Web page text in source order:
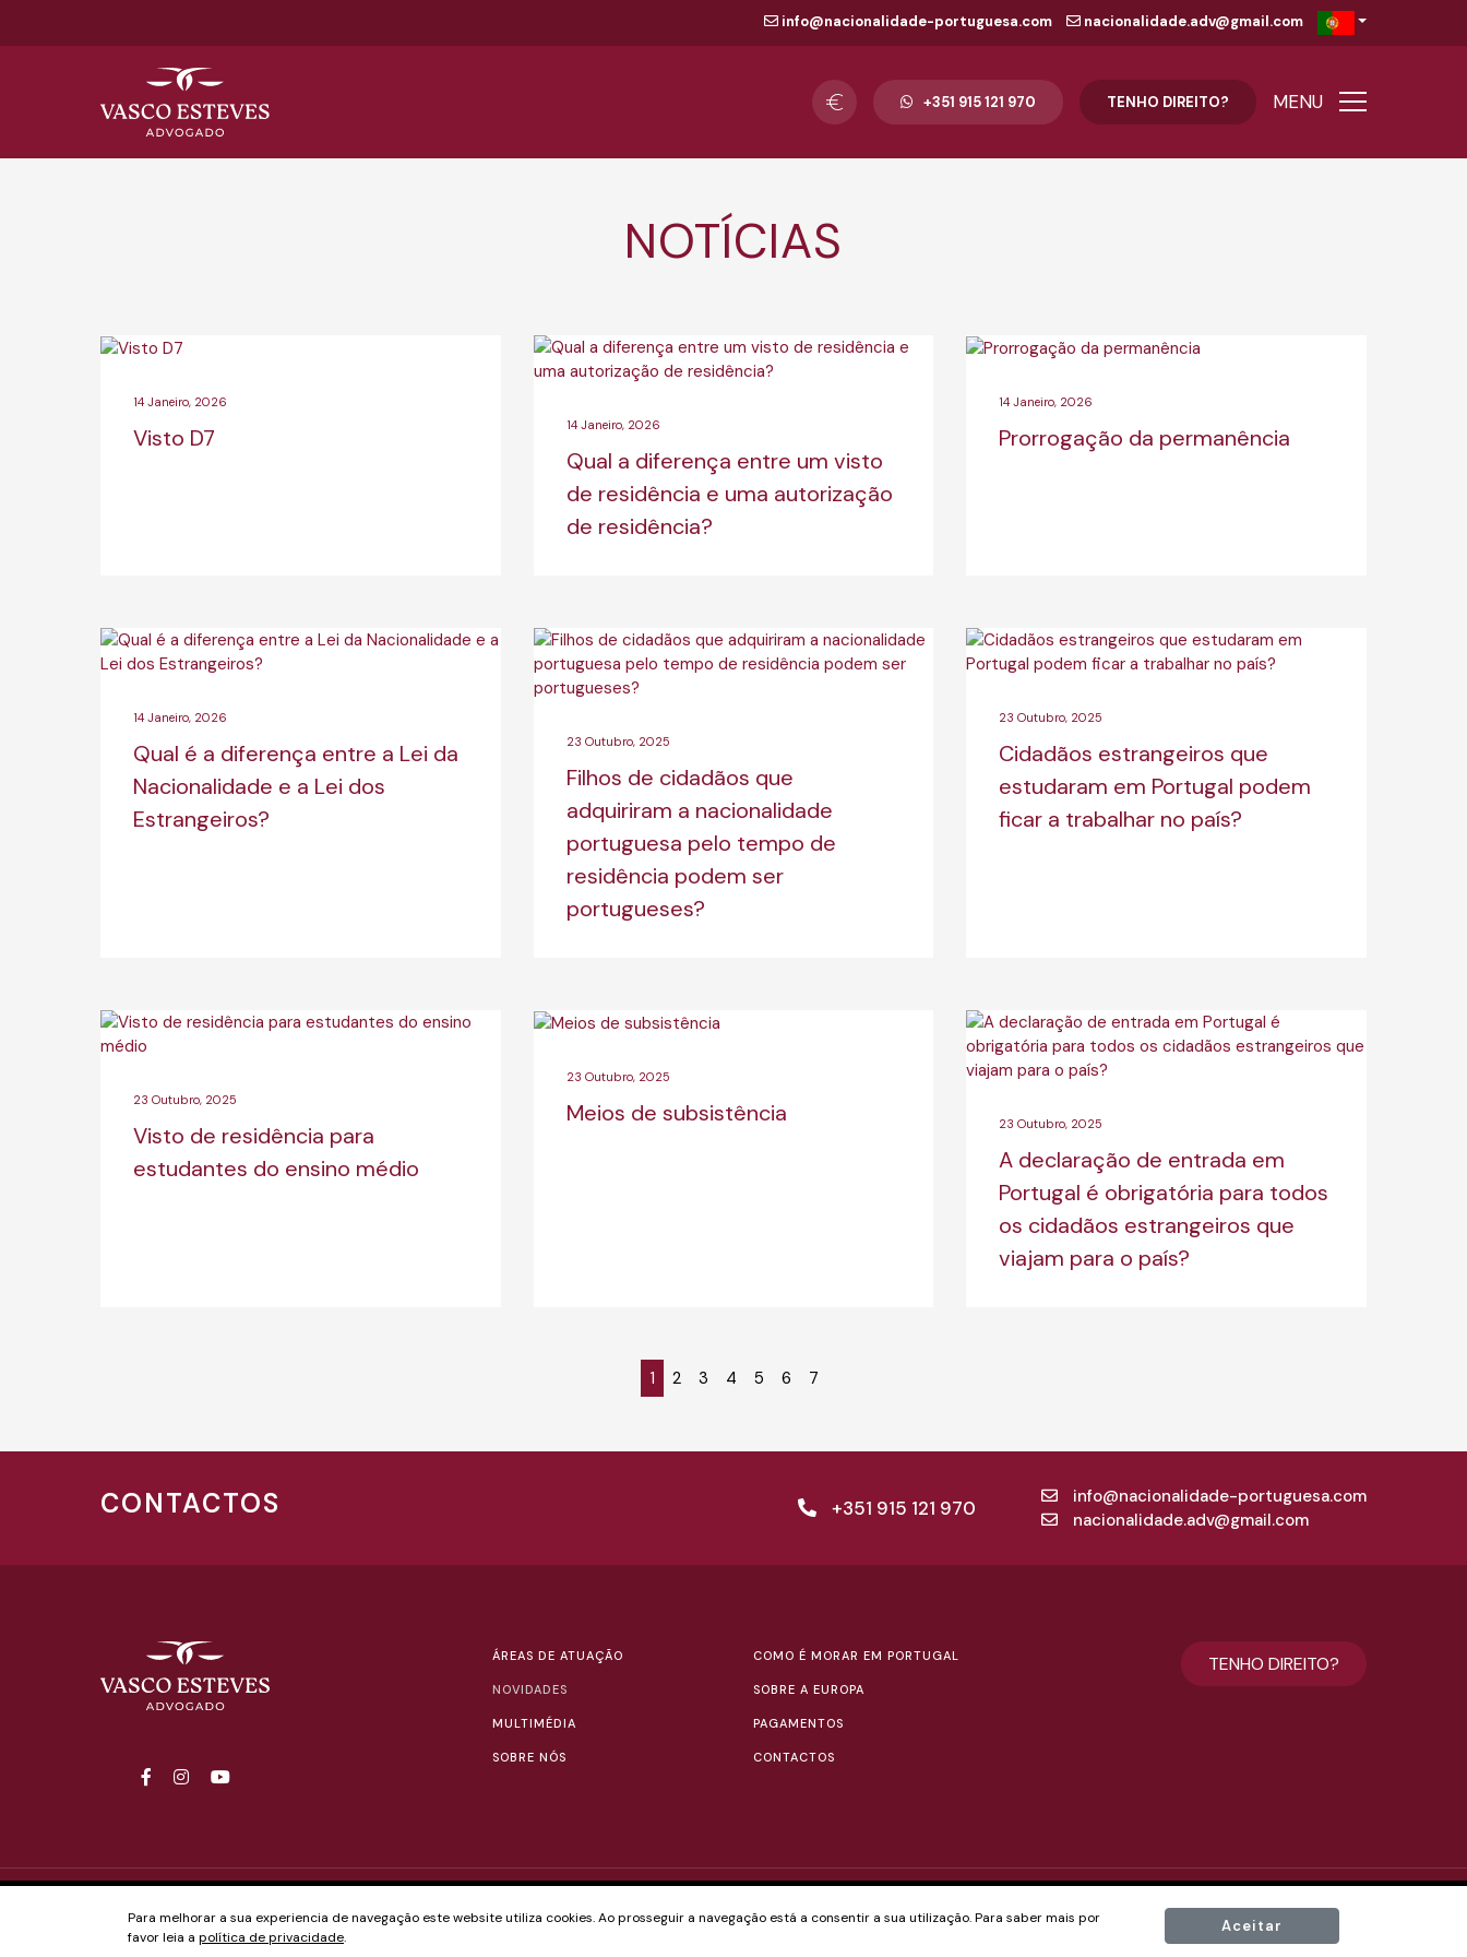
info@nacionalidade-portuguesa.com nacionalidade.adv@gmail.com
+351 915 121 970 TENHO DIREITO? MENU
NOTÍCIAS
14 Janeiro, 2026
Visto D7 14 Janeiro, 2026
Qual a diferença entre um visto
de residência e uma autorização
de residência?
14 Janeiro, 2026
Prorrogação da permanência
14 Janeiro, 2026
Qual é a diferença entre a Lei da
Nacionalidade e a Lei dos
Estrangeiros?
23 Outubro, 2025
Filhos de cidadãos que
adquiriram a nacionalidade
portuguesa pelo tempo de
residência podem ser
portugueses?
23 Outubro, 2025
Cidadãos estrangeiros que
estudaram em Portugal podem
ficar a trabalhar no país?
23 Outubro, 2025
Visto de residência para
estudantes do ensino médio
23 Outubro, 2025
Meios de subsistência 23 Outubro, 2025
A declaração de entrada em
Portugal é obrigatória para todos
os cidadãos estrangeiros que
viajam para o país?
1 2 3 4 5 6 7
CONTACTOS +351 915 121 970
info@nacionalidade-portuguesa.com
nacionalidade.adv@gmail.com
TENHO DIREITO?
ÁREAS DE ATUAÇÃO
NOVIDADES
MULTIMÉDIA
SOBRE NÓS
COMO É MORAR EM PORTUGAL
SOBRE A EUROPA
PAGAMENTOS
CONTACTOS
POLÍTICA DE PRIVACIDADE E COOKIES TERMOS E CONDIÇÕES
2025© NACIONALIDADE PORTUGUESA, VASCO ESTEVES
MADE
BY
Para melhorar a sua experiencia de navegação este website utiliza cookies. Ao prosseguir a navegação está a consentir a sua utilização. Para saber mais por
favor leia a política de privacidade.
Aceitar